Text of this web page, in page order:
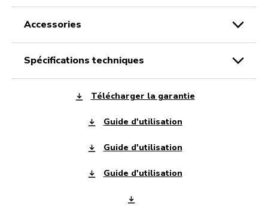
accessories
spécifications techniques
Télécharger la garantie
Guide d'utilisation
Guide d'utilisation
Guide d'utilisation